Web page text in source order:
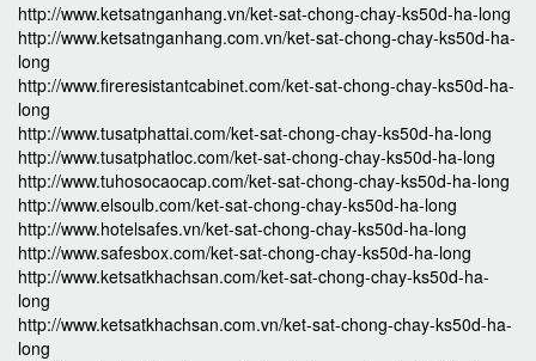
http://www.ketsatnganhang.vn/ket-sat-chong-chay-ks50d-ha-long
http://www.ketsatnganhang.com.vn/ket-sat-chong-chay-ks50d-ha-
long
http://www.fireresistantcabinet.com/ket-sat-chong-chay-ks50d-ha-
long
http://www.tusatphattai.com/ket-sat-chong-chay-ks50d-ha-long
http://www.tusatphatloc.com/ket-sat-chong-chay-ks50d-ha-long
http://www.tuhosocaocap.com/ket-sat-chong-chay-ks50d-ha-long
http://www.elsoulb.com/ket-sat-chong-chay-ks50d-ha-long
http://www.hotelsafes.vn/ket-sat-chong-chay-ks50d-ha-long
http://www.safesbox.com/ket-sat-chong-chay-ks50d-ha-long
http://www.ketsatkhachsan.com/ket-sat-chong-chay-ks50d-ha-
long
http://www.ketsatkhachsan.com.vn/ket-sat-chong-chay-ks50d-ha-
long